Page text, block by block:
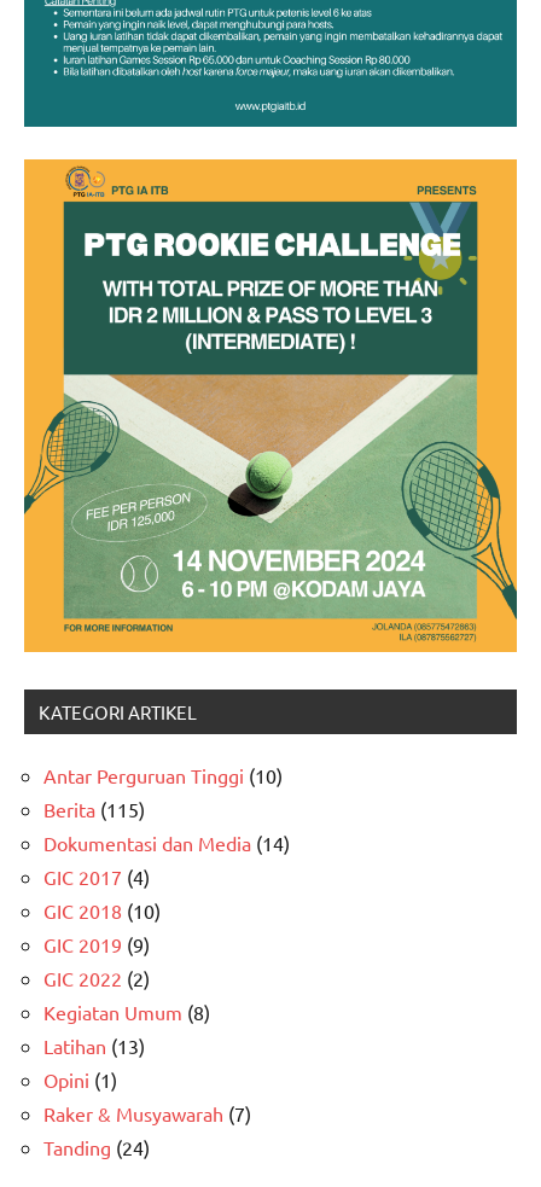
KATEGORI ARTIKEL
Antar Perguruan Tinggi (10)
Berita (115)
Dokumentasi dan Media (14)
GIC 2017 (4)
GIC 2018 (10)
GIC 2019 (9)
GIC 2022 (2)
Kegiatan Umum (8)
Latihan (13)
Opini (1)
Raker & Musyawarah (7)
Tanding (24)